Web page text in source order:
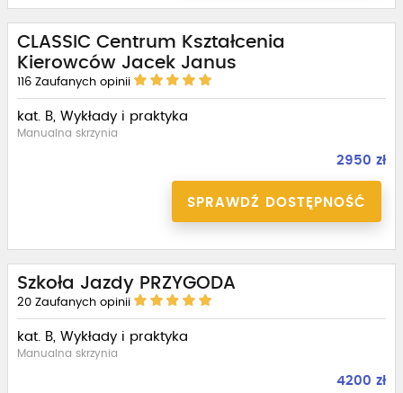
CLASSIC Centrum Kształcenia
Kierowców Jacek Janus
116 Zaufanych opinii
kat. B, Wykłady i praktyka
Manualna skrzynia
2950 zł
SPRAWDŹ DOSTĘPNOŚĆ
Szkoła Jazdy PRZYGODA
20 Zaufanych opinii
kat. B, Wykłady i praktyka
Manualna skrzynia
4200 zł